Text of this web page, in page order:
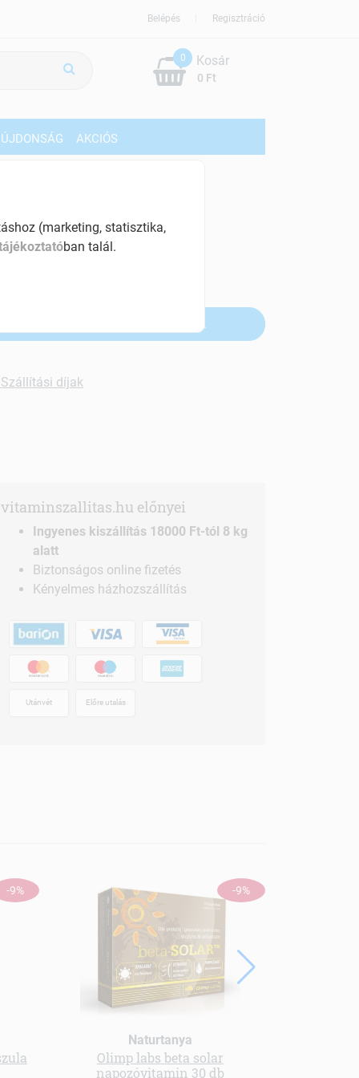
Regisztráció
Belépés
0
0 Ft
Kosár
ÚJDONSÁG AKCIÓS
ÁFÁ-val , [32 Ft/db]
Szállítási díjak
vitaminszallitas.hu előnyei
Ingyenes kiszállítás 18000 Ft-tól 8 kg
alatt
Biztonságos online fizetés
Kényelmes házhozszállítás
Utánvét Előre utalás
-9% -9%
Naturtanya
Olimp labs beta solar
napozóvitamin 30 db
(marketing, statisztika,
ban talál.